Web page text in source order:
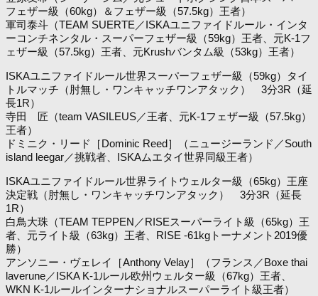
フェザー級（60kg）＆フェザー級（57.5kg）王者）
軍司泰斗（TEAM SUERTE／ISKAユニファイドルール・インタ
ーコンチネンタル・スーパーフェザー級（59kg）王者、元K-1フ
ェザー級（57.5kg）王者、元Krushバンタム級（53kg）王者）
ISKAユニファイドルール世界スーパーフェザー級（59kg）タイ
トルマッチ（肘無し・ワンキャッチワンアタック） 3分3R（延
長1R）
寺田 匠（team VASILEUS／王者、元K-1フェザー級（57.5kg）
王者）
ドミニク・リード［Dominic Reed］（ニュージーランド／South
island leegar／挑戦者、ISKAムエタイ世界同級王者）
ISKAユニファイドルール世界ライトウェルター級（65kg）王座
決定戦（肘無し・ワンキャッチワンアタック） 3分3R（延長
1R）
白鳥大珠（TEAM TEPPEN／RISEスーパーライト級（65kg）王
者、元ライト級（63kg）王者、RISE -61kgトーナメント2019優
勝）
アンソニー・ヴェレイ［Anthony Velay］（フランス／Boxe thai
laverune／ISKA K-1ルール欧州ウェルター級（67kg）王者、
WKN K-1ルールインターナショナルスーパーライト級王者）